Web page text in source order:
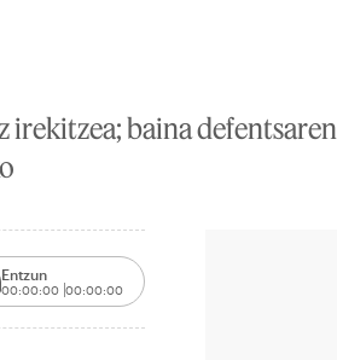
irekitzea; baina defentsaren
Entzun
00:00:00 00:00:00